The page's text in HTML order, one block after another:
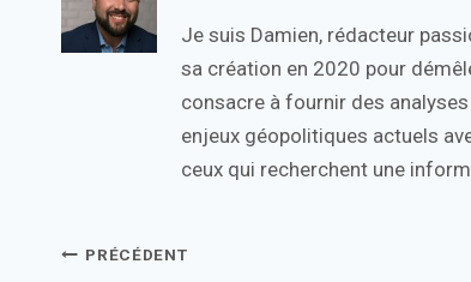
Je suis Damien, rédacteur
sa création en 2020 pour
consacre à fournir des
enjeux géopolitiques actuels
ceux qui recherchent une
Navigation
PRÉCÉDENT